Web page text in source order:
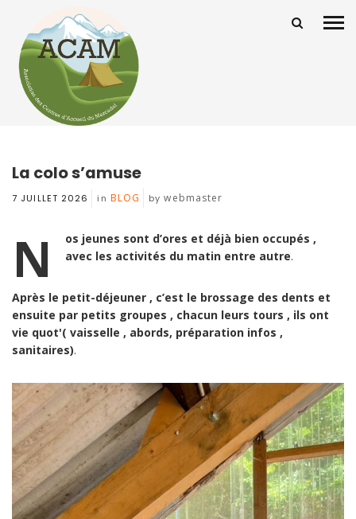
La colo s’amuse
7 JUILLET 2026 in BLOG bywebmaster
N
os jeunes sont d’ores et déjà bien occupés ,
avec les activités du matin entre autre.
Après le petit-déjeuner , c’est le brossage des dents et
ensuite par petits groupes , chacun leurs tours , ils ont
vie quot'( vaisselle , abords, préparation infos ,
sanitaires).